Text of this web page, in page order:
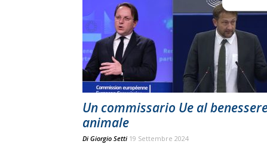
Un commissario Ue al
animale
Di Giorgio Setti 19 Settembre 2024